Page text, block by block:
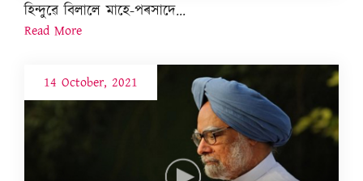
হিন্দুৱে বিলালে মাহে-পৰসাদে...
Read More
14 October, 2021